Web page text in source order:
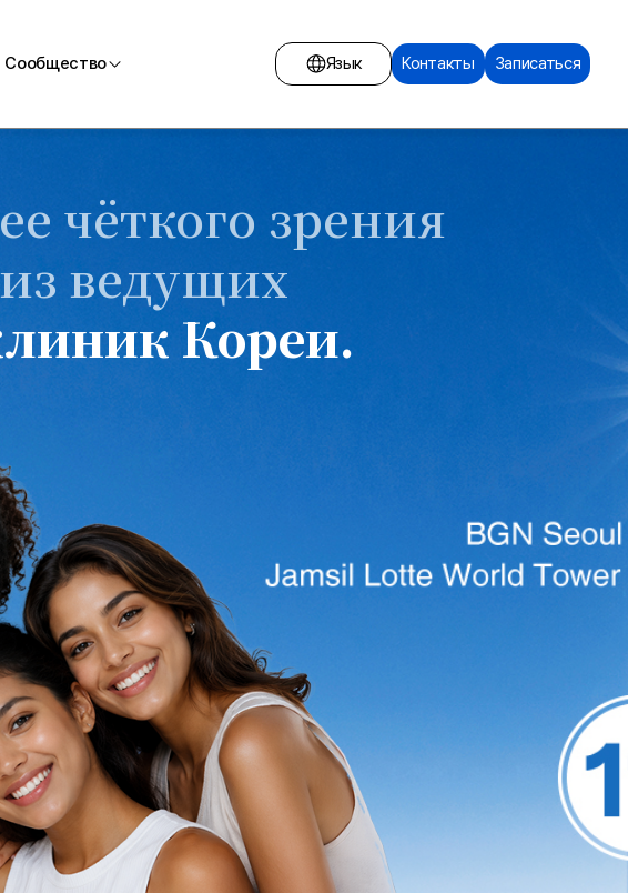
Сообщество
Блог
До и после операции
Язык
Английский
Монгольский
Китайский
Корейский
Контакты Записаться
чёткого зрения
ведущих
Кореи.